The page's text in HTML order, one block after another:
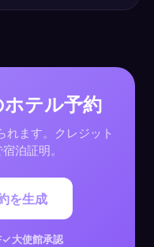
テル予約
れます。クレジット
泊証明。
を生成
大使館承認